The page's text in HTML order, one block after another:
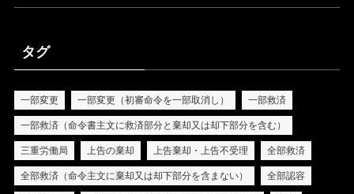
タグ
一部変更 一部変更（初審命令を一部取消し） 一部救済
一部救済（命令書主文に救済部分と棄却又は却下部分を含む）
三重労働局 上告の棄却 上告棄却・上告不受理 全部救済
全部救済（命令主文に棄却又は却下部分を含まない） 全部認容